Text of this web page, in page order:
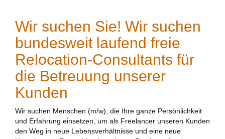
Wir suchen Sie! Wir suchen
bundesweit laufend freie
Relocation-Consultants für
die Betreuung unserer
Kunden
Wir suchen Menschen (m/w), die Ihre ganze Persönlichkeit
und Erfahrung einsetzen, um als Freelancer unseren Kunden
den Weg in neue Lebensverhältnisse und eine neue